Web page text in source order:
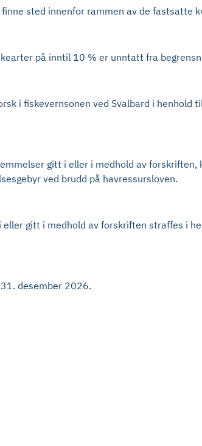
sted innenfor rammen av de fastsatte
på inntil 10 % er unntatt fra
i fiskevernsonen ved Svalbard i
gitt i eller i medhold av
ved brudd på havressursloven.
gitt i medhold av forskriften straffes i
desember 2026.